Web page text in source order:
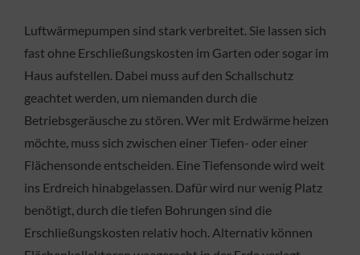
Luftwärmepumpen sind stark verbreitet. Sie lassen sich
fast ohne Erschließungskosten im Garten oder sogar im
Haus aufstellen. Dabei muss auf den Schallschutz
geachtet werden, um niemanden durch die
Betriebsgeräusche zu stören. Wer mit Erdwärme heizen
möchte, muss sich zwischen einer Tiefen- oder einer
Flächensonde entscheiden. Eine Tiefensonde wird weit
ins Erdreich hinabgelassen. Dafür wird nur wenig Platz
benötigt, durch die tiefen Bohrungen sind die
Erschließungskosten relativ hoch. Alternativ können